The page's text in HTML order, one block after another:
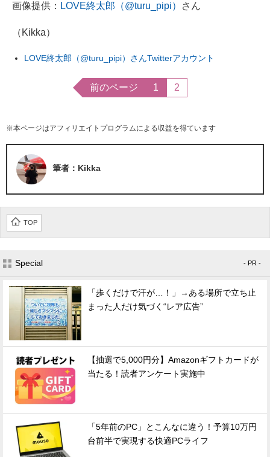
企業ITのトレンドを詳説
マーケ×ITの今がよく分かる
企業向けIT製品の総合サイト
IT製品の技術・比較・事例
製造業のIT導入・活用を支援
モノづくり技術者専門サイト
エネルギーの専門メディア
建設×テクノロジーの最前線
画像提供： LOVE終太郎（@turu_pipi） さん
（Kikka）
LOVE終太郎（@turu_pipi）さんTwitterアカウント
前のページ 1 2
※本ページはアフィリエイトプログラムによる収益を得ています
筆者：Kikka
TOP
Special - PR -
「歩くだけで汗が…！」→ある場所で立ち止
まった人だけ気づく“レア広告”
【抽選で5,000円分】Amazonギフトカードが
当たる！読者アンケート実施中
「5年前のPC」とこんなに違う！予算10万円
台前半で実現する快適PCライフ